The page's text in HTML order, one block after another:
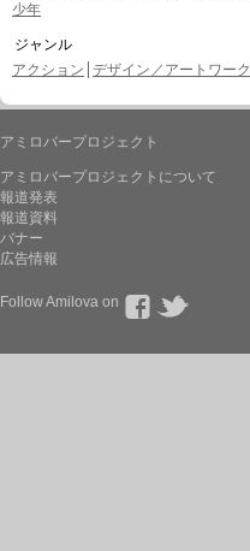
少年
ジャンル
アクション デザイン／アートワーク
アミロバープロジェクト
アミロバープロジェクトについて
報道発表
報道資料
バナー
広告情報
Follow Amilova on